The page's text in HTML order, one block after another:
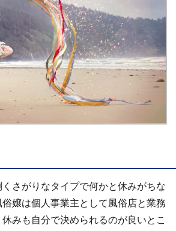
さがりなタイプで何かと休みがちな
嬢は個人事業主として風俗店と業務
みも自分で決められるのが良いとこ